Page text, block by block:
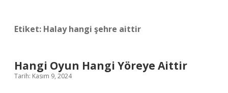
Etiket: Halay hangi şehre aittir
Hangi Oyun Hangi Yöreye Aittir
Tarih: Kasım 9, 2024